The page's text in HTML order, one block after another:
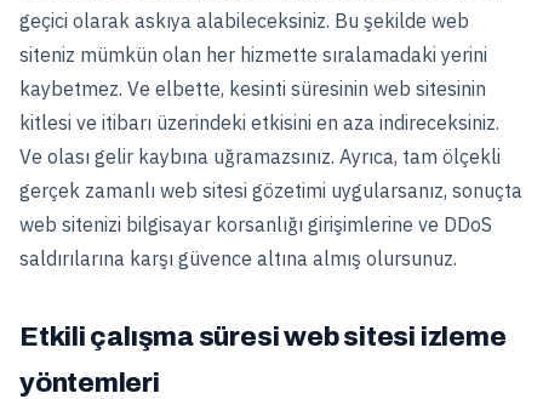
geçici olarak askıya alabileceksiniz. Bu şekilde web
siteniz mümkün olan her hizmette sıralamadaki yerini
kaybetmez. Ve elbette, kesinti süresinin web sitesinin
kitlesi ve itibarı üzerindeki etkisini en aza indireceksiniz.
Ve olası gelir kaybına uğramazsınız. Ayrıca, tam ölçekli
gerçek zamanlı web sitesi gözetimi uygularsanız, sonuçta
web sitenizi bilgisayar korsanlığı girişimlerine ve DDoS
saldırılarına karşı güvence altına almış olursunuz.
Etkili çalışma süresi web sitesi izleme
yöntemleri